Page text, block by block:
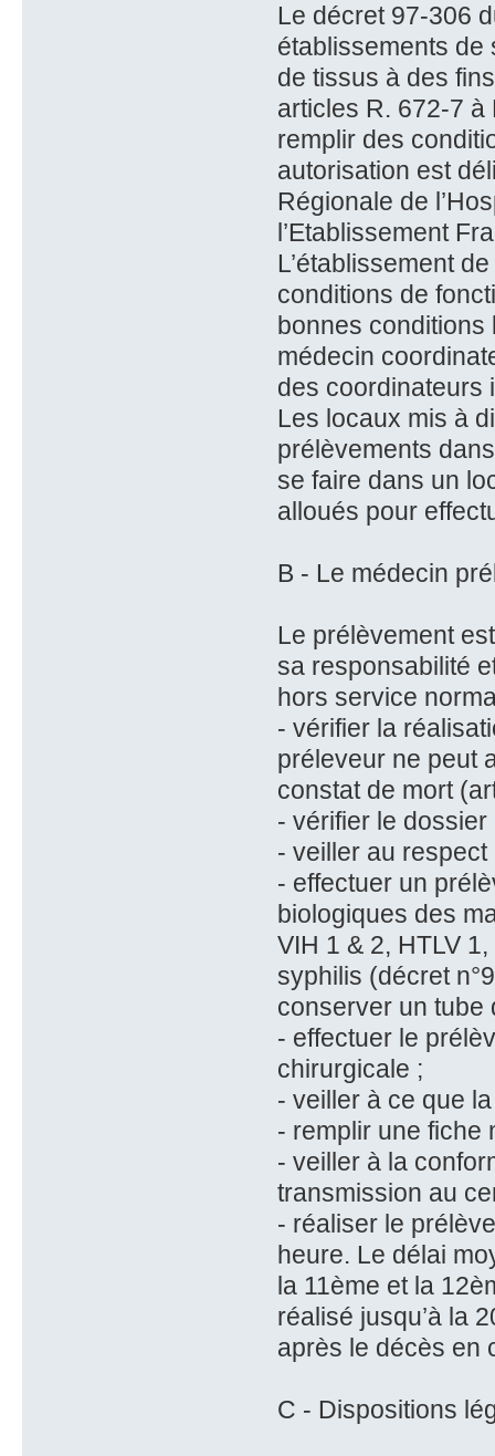
Le décret 97-306
établissements de
de tissus à des
articles R. 672-7 à
remplir des
autorisation est
Régionale de
l’Etablissement
L’établissement
conditions de
bonnes conditions
médecin
des coordinateurs
Les locaux mis à
prélèvements
se faire dans un
alloués pour
B - Le médecin
Le prélèvement
sa responsabilité
hors service
- vérifier la
préleveur ne peut
constat de mort
- vérifier le
- veiller au
- effectuer un
biologiques des
VIH 1 & 2, HTLV
syphilis (décret
conserver un tube
- effectuer le
chirurgicale ;
- veiller à ce que
- remplir une fiche
- veiller à la
transmission au
- réaliser le
heure. Le délai
la 11ème et la
réalisé jusqu’à la
après le décès en
C - Dispositions